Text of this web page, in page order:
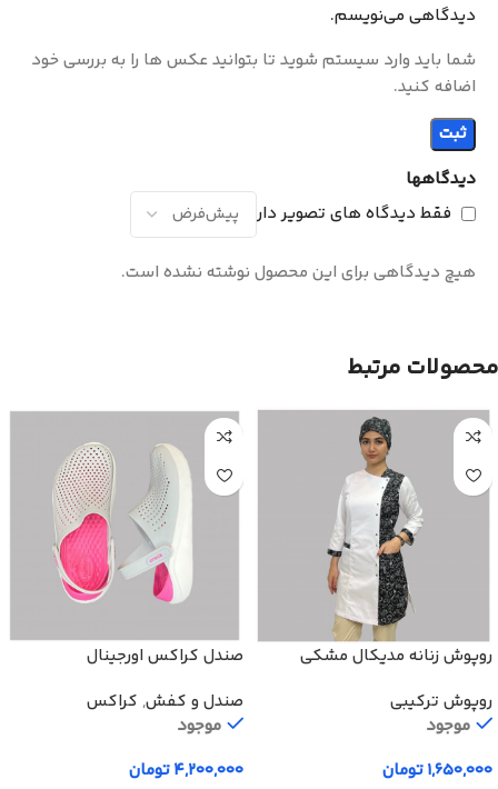
دیدگاهها
فقط دیدگاه های تصویر دار
هیچ دیدگاهی برای این محصول نوشته نشده است.
دیدگاهی می‌نویسم.
شما باید وارد سیستم شوید تا بتوانید عکس ها را به بررسی خود
اضافه کنید.
محصولات مرتبط
روپوش زنانه مدیکال مشکی
روپوش ترکیبی
موجود
۱,۶۵۰,۰۰۰تومان
صندل کراکس اورجینال
صندل و کفش, کراکس
موجود
۴,۲۰۰,۰۰۰تومان